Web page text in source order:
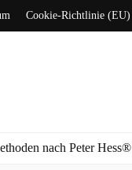
Cookie-Richtlinie (EU)
nach Peter Hess®